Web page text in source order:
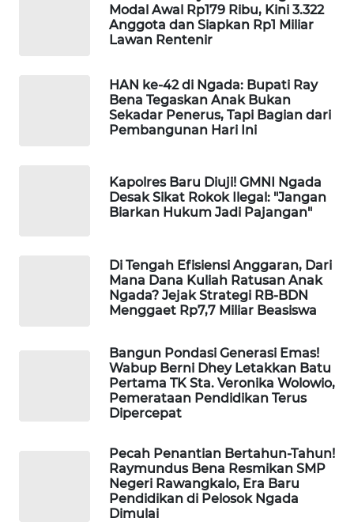
Modal Awal Rp179 Ribu, Kini 3.322
Anggota dan Siapkan Rp1 Miliar
Lawan Rentenir
HAN ke-42 di Ngada: Bupati Ray
Bena Tegaskan Anak Bukan
Sekadar Penerus, Tapi Bagian dari
Pembangunan Hari Ini
Kapolres Baru Diuji! GMNI Ngada
Desak Sikat Rokok Ilegal: "Jangan
Biarkan Hukum Jadi Pajangan"
Di Tengah Efisiensi Anggaran, Dari
Mana Dana Kuliah Ratusan Anak
Ngada? Jejak Strategi RB-BDN
Menggaet Rp7,7 Miliar Beasiswa
Bangun Pondasi Generasi Emas!
Wabup Berni Dhey Letakkan Batu
Pertama TK Sta. Veronika Wolowio,
Pemerataan Pendidikan Terus
Dipercepat
Pecah Penantian Bertahun-Tahun!
Raymundus Bena Resmikan SMP
Negeri Rawangkalo, Era Baru
Pendidikan di Pelosok Ngada
Dimulai